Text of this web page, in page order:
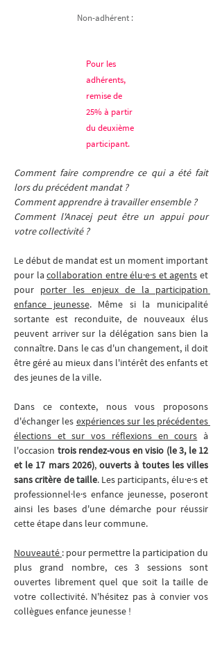
Non-adhérent :
Pour les
adhérents,
remise de
25% à partir
du deuxième
participant.
Comment faire comprendre ce qui a été fait
lors du précédent mandat ?
Comment apprendre à travailler ensemble ?
Comment l'Anacej peut être un appui pour
votre collectivité ?
Le début de mandat est un moment important
pour la collaboration entre élu·e·s et agents et
pour porter les enjeux de la participation
enfance jeunesse. Même si la municipalité
sortante est reconduite, de nouveaux élus
peuvent arriver sur la délégation sans bien la
connaître. Dans le cas d'un changement, il doit
être géré au mieux dans l'intérêt des enfants et
des jeunes de la ville.
Dans ce contexte, nous vous proposons
d'échanger les expériences sur les précédentes
élections et sur vos réflexions en cours à
l'occasion trois rendez-vous en visio (le 3, le 12
et le 17 mars 2026), ouverts à toutes les villes
sans critère de taille. Les participants, élu·e·s et
professionnel·le·s enfance jeunesse, poseront
ainsi les bases d'une démarche pour réussir
cette étape dans leur commune.
Nouveauté : pour permettre la participation du
plus grand nombre, ces 3 sessions sont
ouvertes librement quel que soit la taille de
votre collectivité. N'hésitez pas à convier vos
collègues enfance jeunesse !